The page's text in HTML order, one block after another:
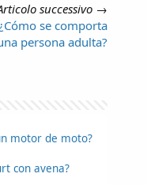
successivo →
se comporta
persona adulta?
motor de moto?
con avena?